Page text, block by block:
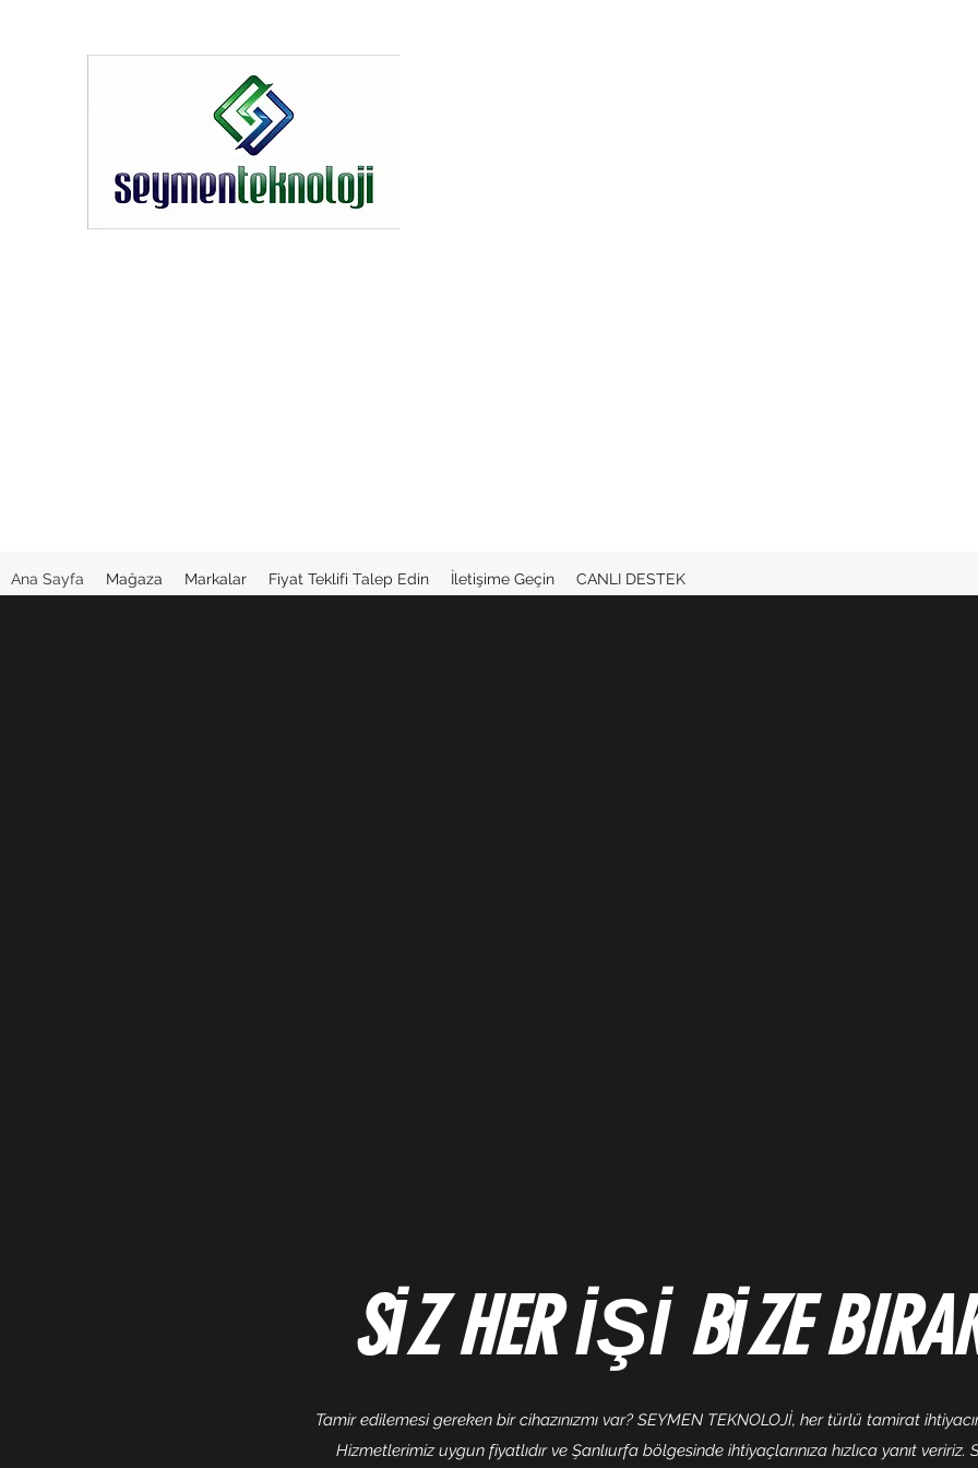
Ana Sayfa Mağaza Markalar Fiyat Teklifi Talep Edin İletişime Geçin CANLI DESTEK
SİZ HER İŞİ BİZE
Tamir edilemesi gereken bir cihazınızmı var? SEYMEN TEKNOLOJİ, her türlü tamirat
Hizmetlerimiz uygun fiyatlıdır ve Şanlıurfa bölgesinde ihtiyaçlarınıza hızlıca yanıt veririz.